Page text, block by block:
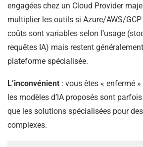
engagées chez un Cloud Provider
multiplier les outils si Azure/AWS/
coûts sont variables selon l’usage
requêtes IA) mais restent
plateforme spécialisée.
L’inconvénient : vous êtes « enfermé
les modèles d’IA proposés sont
que les solutions spécialisées pour
complexes.